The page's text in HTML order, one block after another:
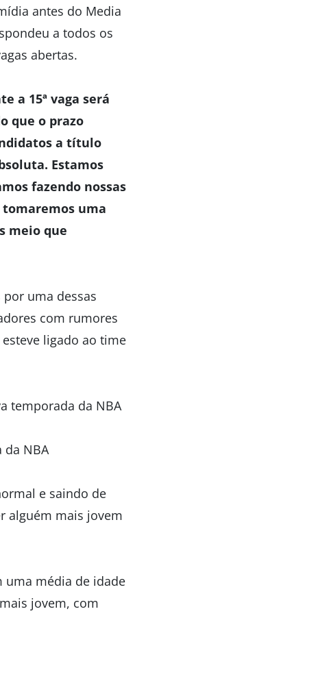
antes do Media
a todos os
abertas.
a 15ª vaga será
que o prazo
a título
Estamos
fazendo nossas
tomaremos uma
meio que
uma dessas
com rumores
ligado ao time
temporada da NBA
da NBA
e saindo de
alguém mais jovem
uma média de idade
jovem, com